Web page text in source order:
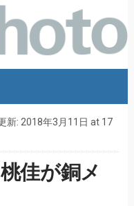
新: 2018年3月11日 at 17
佳が銅メ